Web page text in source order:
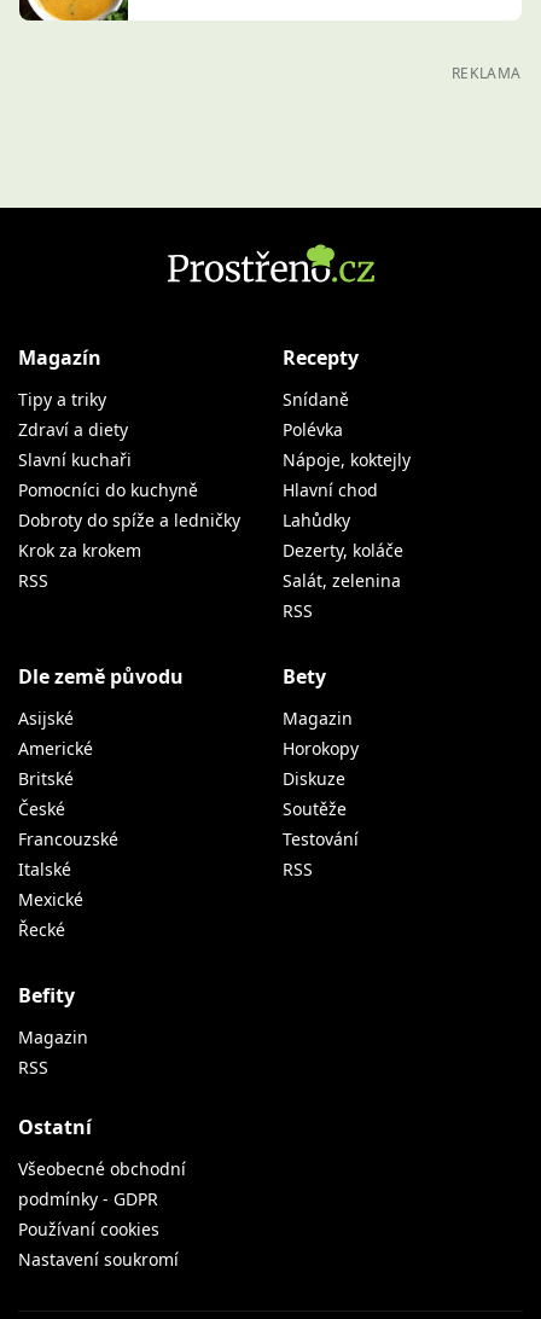
REKLAMA
Magazín
Tipy a triky
Zdraví a diety
Slavní kuchaři
Pomocníci do kuchyně
Dobroty do spíže a ledničky
Krok za krokem
RSS
Recepty
Snídaně
Polévka
Nápoje, koktejly
Hlavní chod
Lahůdky
Dezerty, koláče
Salát, zelenina
RSS
Dle země původu
Asijské
Americké
Britské
České
Francouzské
Italské
Mexické
Řecké
Bety
Magazin
Horokopy
Diskuze
Soutěže
Testování
RSS
Befity
Magazin
RSS
Ostatní
Všeobecné obchodní
podmínky - GDPR
Používaní cookies
Nastavení soukromí